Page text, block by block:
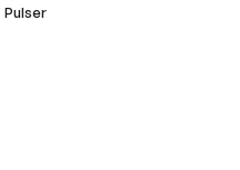
Pulser